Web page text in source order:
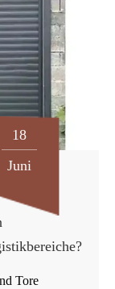
Daher
nicht nur
18
Juni
Tore